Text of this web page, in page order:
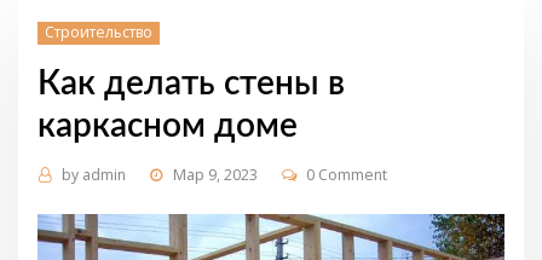
Строительство
Как делать стены в
каркасном доме
by admin Мар 9, 2023 0 Comment